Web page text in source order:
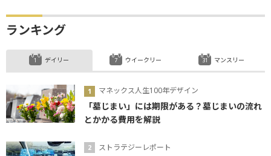
ランキング
デイリー
マネックス人生100年デザイン
「墓じまい」には期限がある？墓じまいの流れ
とかかる費用を解説
ストラテジーレポート
ウイークリー マンスリー